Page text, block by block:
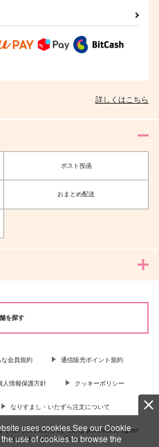
uses cookies.See our Cookie
use of cookies to browse the
詳しくはこちら
ポスト投函
おまとめ配送
を探す
な会員規約 通信販売ポイント規約
人情報保護方針 クッキーポリシー
なりすまし・いたずら注文について
your purchases by using purchases agent
for more information …more